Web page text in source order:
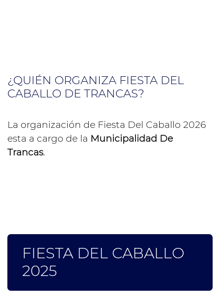
¿QUIÉN ORGANIZA FIESTA DEL
CABALLO DE TRANCAS?
La organización de Fiesta Del Caballo 2026
esta a cargo de la Municipalidad De
Trancas.
FIESTA DEL CABALLO
2025